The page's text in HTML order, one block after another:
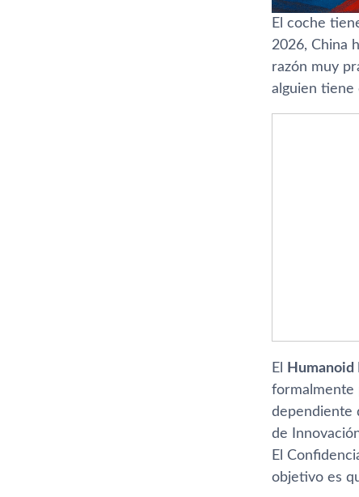
El coche
2026, China
razón muy
alguien tiene
El
formalmente
dependiente
de
El
objetivo es